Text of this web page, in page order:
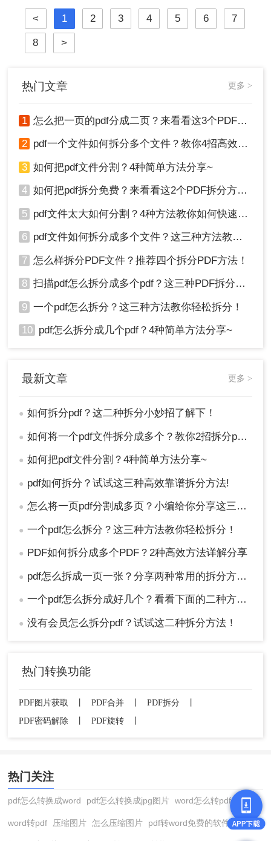
发和存档的首选格式。而 Microsoft
Word (.docx 或 .doc) 则是我们最常使
用的文档编辑工具。因此，将 Word
文档高效、准确地转换为 PDF 就成了
< 1 2 3 4 5 6 7
8 >
热门文章 更多 >
1 怎么把一页的pdf分成二页？来看看这3个PDF拆分方法！
2 pdf一个文件如何拆分多个文件？教你4招高效又简单！
3 如何把pdf文件分割？4种简单方法分享~
4 如何把pdf拆分免费？来看看这2个PDF拆分方法！
5 pdf文件太大如何分割？4种方法教你如何快速拆分！
6 pdf文件如何拆分成多个文件？这三种方法教你轻松拆分！
7 怎么样拆分PDF文件？推荐四个拆分PDF方法！
8 扫描pdf怎么拆分成多个pdf？这三种PDF拆分方法轻松搞定！
9 一个pdf怎么拆分？这三种方法教你轻松拆分！
10 pdf怎么拆分成几个pdf？4种简单方法分享~
最新文章 更多 >
● 如何拆分pdf？这二种拆分小妙招了解下！
● 如何将一个pdf文件拆分成多个？教你2招拆分pdf！
● 如何把pdf文件分割？4种简单方法分享~
● pdf如何拆分？试试这三种高效靠谱拆分方法!
● 怎么将一页pdf分割成多页？小编给你分享这三种方法！
● 一个pdf怎么拆分？这三种方法教你轻松拆分！
● PDF如何拆分成多个PDF？2种高效方法详解分享
● pdf怎么拆成一页一张？分享两种常用的拆分方法！
● 一个pdf怎么拆分成好几个？看看下面的二种方法！
● 没有会员怎么拆分pdf？试试这二种拆分方法！
热门转换功能
PDF图片获取 丨 PDF合并 丨 PDF拆分
丨
PDF密码解除
PDF旋转
热门关注
pdf怎么转换成word pdf怎么转换成jpg图片 word怎么转pdf
word转pdf 压缩图片 怎么压缩图片 pdf转word免费的软件